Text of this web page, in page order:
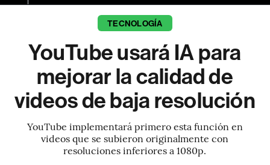
TECNOLOGÍA
YouTube usará IA para
mejorar la calidad de
videos de baja resolución
YouTube implementará primero esta función en
videos que se subieron originalmente con
resoluciones inferiores a 1080p.